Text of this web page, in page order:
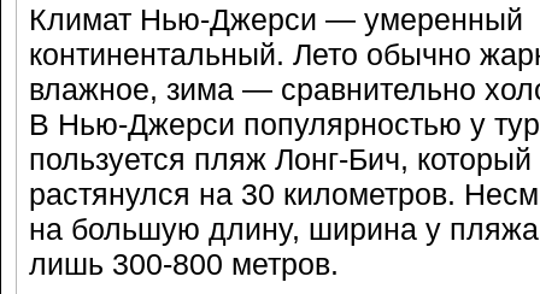
Климат Нью-Джерси — умеренный
континентальный. Лето обычно
влажное, зима — сравнительно
В Нью-Джерси популярностью у
пользуется пляж Лонг-Бич, который
растянулся на 30 километров.
на большую длину, ширина у пляжа
лишь 300-800 метров.